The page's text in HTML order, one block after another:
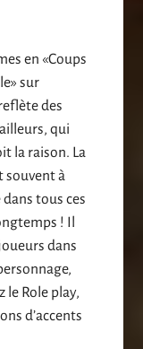
en «Coups
sur
des
qui
la raison. La
souvent à
dans tous ces
! Il
dans
le Role play,
d’accents